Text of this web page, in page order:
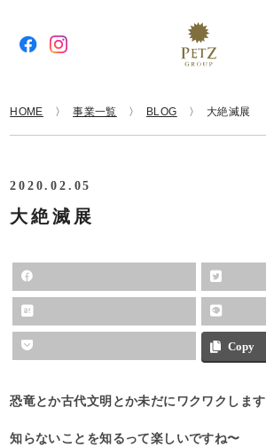
HOME 事業一覧 BLOG 大絶滅展
2020.02.05
大絶滅展
Copy
恐竜とか古代文明とか未だにワクワクします
知らないことを知るって楽しいですね〜